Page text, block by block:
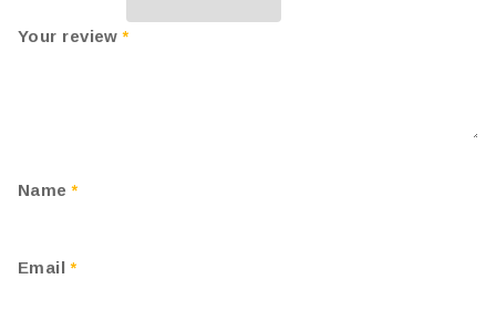
Your review*
Name*
Email*